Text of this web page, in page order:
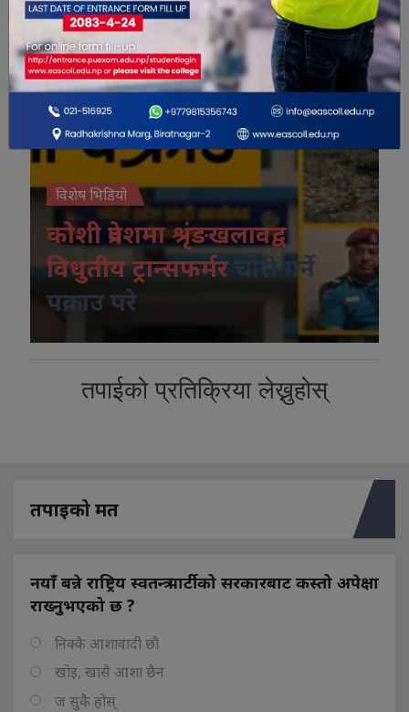
विशेष भिडियो
कोशी प्रदेशमा श्रृंङखलावद्व
विधुतीय ट्रान्सफर्मर
चोरी गर्ने
पक्राउ परे
तपाईको प्रतिक्रिया लेख्नुहोस्
तपाइको मत
नयाँ बन्ने राष्ट्रिय स्वतन्त्र पार्टीको सरकारबाट कस्तो अपेक्षा
राख्नुभएको छ ?
निक्कै आशावादी छौ
खोइ, खासै आशा छैन
ज सुकै होस्